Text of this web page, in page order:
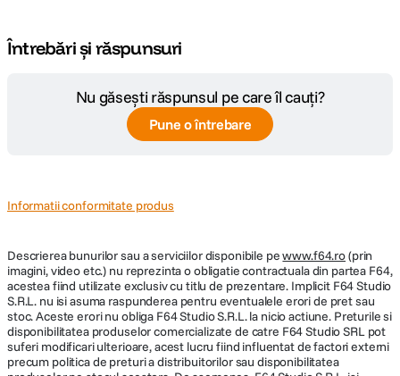
Întrebări și răspunsuri
Nu găsești răspunsul pe care îl cauți?
Pune o întrebare
Informatii conformitate produs
Descrierea bunurilor sau a serviciilor disponibile pewww.f64.ro(prin
imagini, video etc.) nu reprezinta o obligatie contractuala din partea F64,
acestea fiind utilizate exclusiv cu titlu de prezentare. Implicit F64 Studio
S.R.L. nu isi asuma raspunderea pentru eventualele erori de pret sau
stoc. Aceste erori nu obliga F64 Studio S.R.L. la nicio actiune. Preturile si
disponibilitatea produselor comercializate de catre F64 Studio SRL pot
suferi modificari ulterioare, acest lucru fiind influentat de factori externi
precum politica de preturi a distribuitorilor sau disponibilitatea